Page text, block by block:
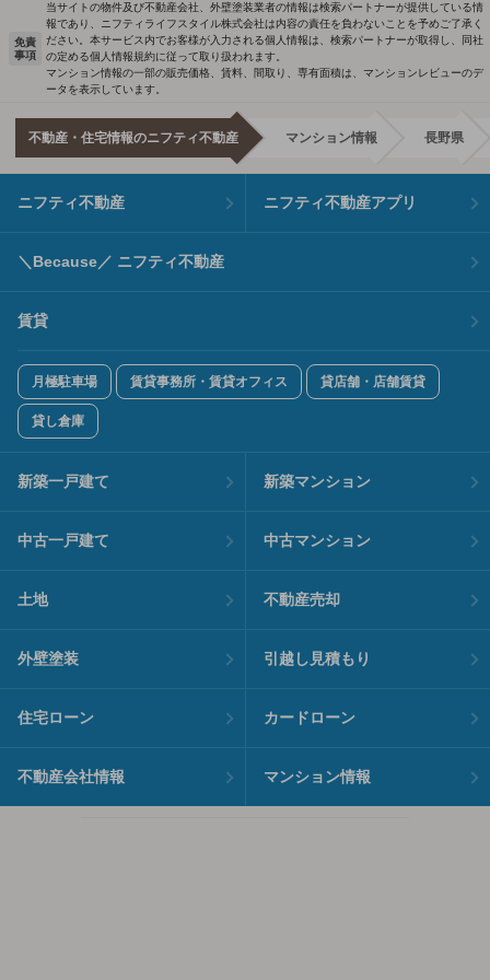
免責
事項
当サイトの物件及び不動産会社、外壁塗装業者の情報は検索パートナーが提供している情
報であり、ニフティライフスタイル株式会社は内容の責任を負わないことを予めご了承く
ださい。本サービス内でお客様が入力される個人情報は、検索パートナーが取得し、同社
の定める個人情報規約に従って取り扱われます。
マンション情報の一部の販売価格、賃料、間取り、専有面積は、マンションレビューのデ
ータを表示しています。
不動産・住宅情報のニフティ不動産 マンション情報 長野県
ニフティ不動産 ニフティ不動産アプリ
＼Because／ ニフティ不動産
賃貸
月極駐車場 賃貸事務所・賃貸オフィス 貸店舗・店舗賃貸
貸し倉庫
新築一戸建て 新築マンション
中古一戸建て 中古マンション
土地 不動産売却
外壁塗装 引越し見積もり
住宅ローン カードローン
不動産会社情報 マンション情報